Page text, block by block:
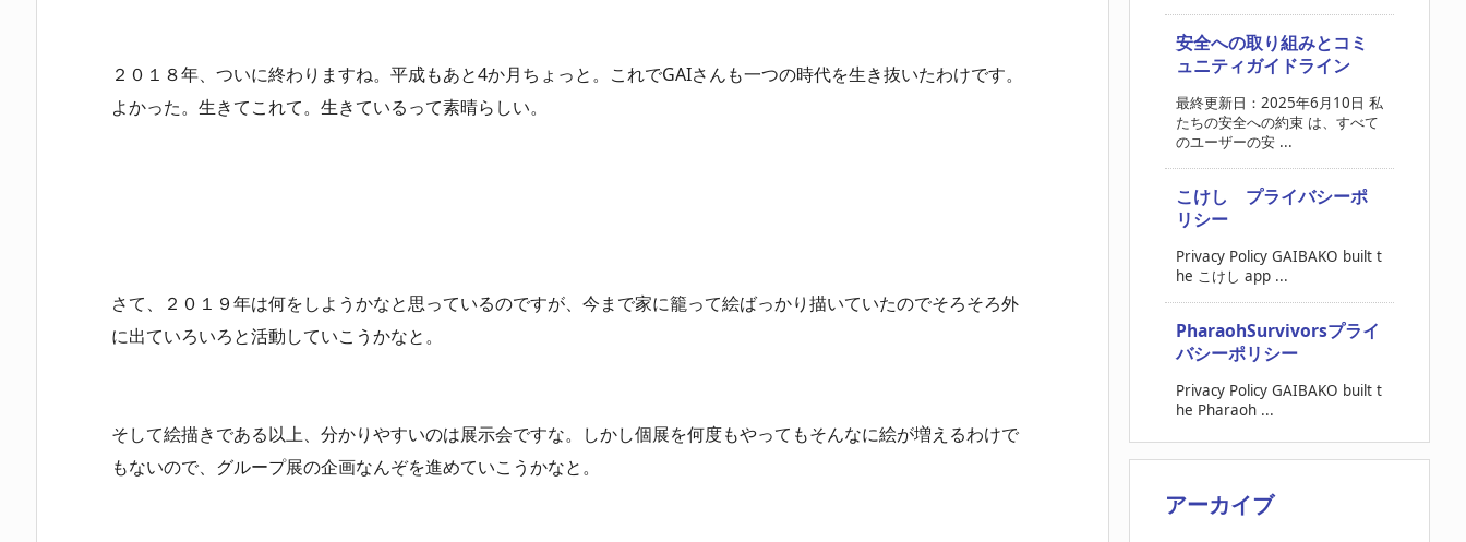
２０１８年、ついに終わりますね。平成もあと4か月ちょっと。これでGAIさんも一つの時代を生き抜いたわけです。
よかった。生きてこれて。生きているって素晴らしい。
さて、２０１９年は何をしようかなと思っているのですが、今まで家に籠って絵ばっかり描いていたのでそろそろ外
に出ていろいろと活動していこうかなと。
そして絵描きである以上、分かりやすいのは展示会ですな。しかし個展を何度もやってもそんなに絵が増えるわけで
もないので、グループ展の企画なんぞを進めていこうかなと。
安全への取り組みとコミ
ュニティガイドライン
最終更新日：2025年6月10日 私
たちの安全への約束 は、すべて
のユーザーの安 ...
こけし プライバシーポ
リシー
Privacy Policy GAIBAKO built t
he こけし app ...
PharaohSurvivorsプライ
バシーポリシー
Privacy Policy GAIBAKO built t
he Pharaoh ...
アーカイブ